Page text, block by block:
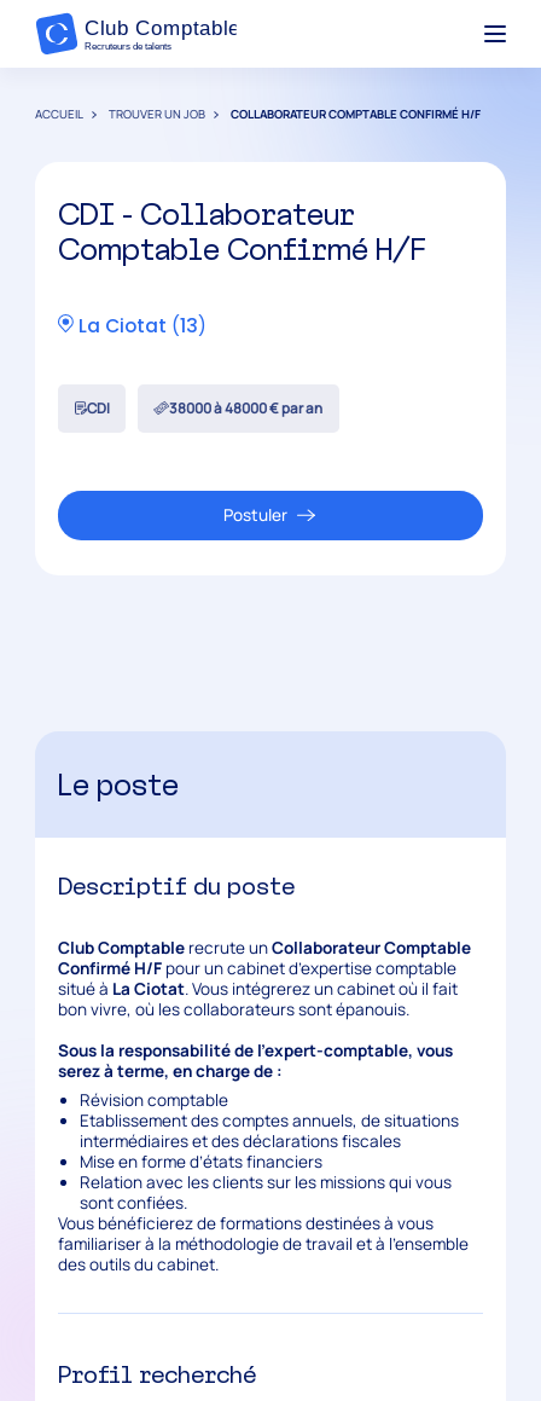
ACCUEIL TROUVER UN JOB COLLABORATEUR COMPTABLE CONFIRMÉ H/F
CDI - Collaborateur
Comptable Confirmé H/F
La Ciotat (13)
CDI 38000 à 48000 € par an
Postuler
Le poste
Descriptif du poste
Club Comptable recrute unCollaborateur Comptable
Confirmé H/F pour un cabinet d’expertise comptable
situé à La Ciotat. Vous intégrerez un cabinet où il fait
bon vivre, où les collaborateurs sont épanouis.
Sous la responsabilité de l’expert-comptable, vous
serez à terme, en charge de :
Révision comptable
Etablissement des comptes annuels, de situations
intermédiaires et des déclarations fiscales
Mise en forme d’états financiers
Relation avec les clients sur les missions qui vous
sont confiées.
Vous bénéficierez de formations destinées à vous
familiariser à la méthodologie de travail et à l’ensemble
des outils du cabinet.
Profil recherché